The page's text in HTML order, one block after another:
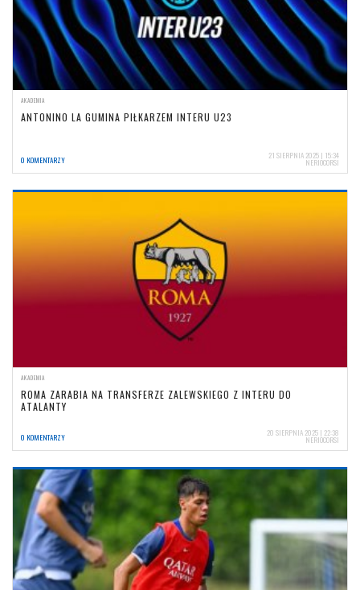
AKADEMIA
ANTONINO LA GUMINA PIŁKARZEM INTERU U23
0 KOMENTARZY 21 SIERPNIA 2025 | 15:34
NERIOCORSI
AKADEMIA
ROMA ZARABIA NA TRANSFERZE ZALEWSKIEGO Z INTERU DO
ATALANTY
0 KOMENTARZY 20 SIERPNIA 2025 | 22:38
NERIOCORSI